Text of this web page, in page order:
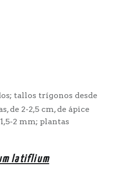
tallos trígonos desde
de 2-2,5 cm, de ápice
2 mm; plantas
latiflium